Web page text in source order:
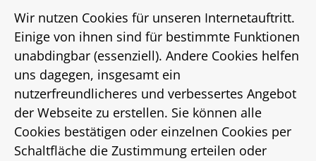
Status
vermietet
Energieausweis
EnEV 2014
Energieausweistyp
Wir nutzen Cookies für unseren Internetauftritt.
Einige von ihnen sind für bestimmte Funktionen
unabdingbar (essenziell). Andere Cookies helfen
uns dagegen, insgesamt ein
nutzerfreundlicheres und verbessertes Angebot
der Webseite zu erstellen. Sie können alle
Cookies bestätigen oder einzelnen Cookies per
Schaltfläche die Zustimmung erteilen oder